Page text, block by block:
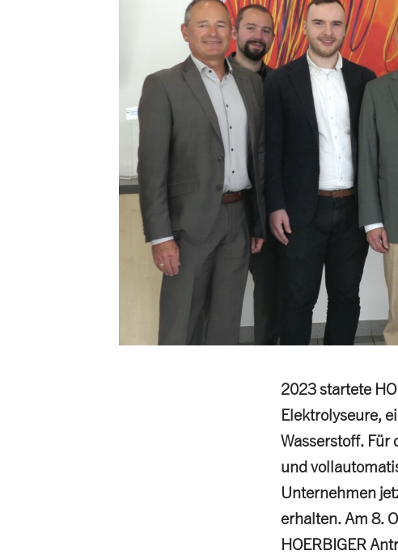
2023 startete
Elektrolyseure,
Wasserstoff.
und
Unternehmen
erhalten. Am 8.
HOERBIGER